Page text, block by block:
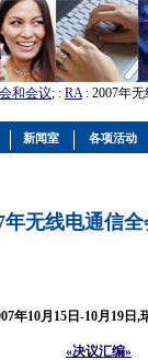
和会议; : RA: 2007年
年无线电通信
年10月15日-10月19日,
«决议汇编»
新闻室 各项活动